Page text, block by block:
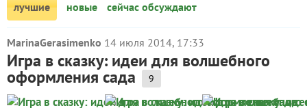
лучшие
новые сейчас обсуждают
MarinaGerasimenko 14 июля 2014, 17:33
Игра в сказку: идеи для волшебного
оформления сада 9